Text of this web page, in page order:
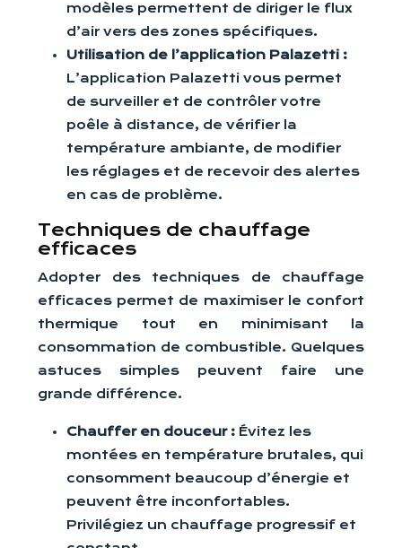
modèles permettent de diriger le flux
d’air vers des zones spécifiques.
Utilisation de l’application Palazetti :
L’application Palazetti vous permet
de surveiller et de contrôler votre
poêle à distance, de vérifier la
température ambiante, de modifier
les réglages et de recevoir des alertes
en cas de problème.
Techniques de chauffage
efficaces
Adopter des techniques de chauffage
efficaces permet de maximiser le confort
thermique tout en minimisant la
consommation de combustible. Quelques
astuces simples peuvent faire une
grande différence.
Chauffer en douceur : Évitez les
montées en température brutales, qui
consomment beaucoup d’énergie et
peuvent être inconfortables.
Privilégiez un chauffage progressif et